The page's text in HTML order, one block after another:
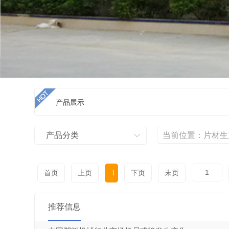
产品展示
产品分类 当前位置： 片材
首页 上页 1 下页 末页
推荐信息